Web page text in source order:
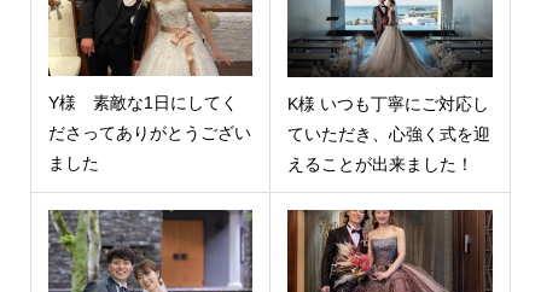
Y様 素敵な1日にしてく
ださってありがとうござい
ました
K様 いつも丁寧にご対応し
ていただき、心強く式を迎
えることが出来ました！